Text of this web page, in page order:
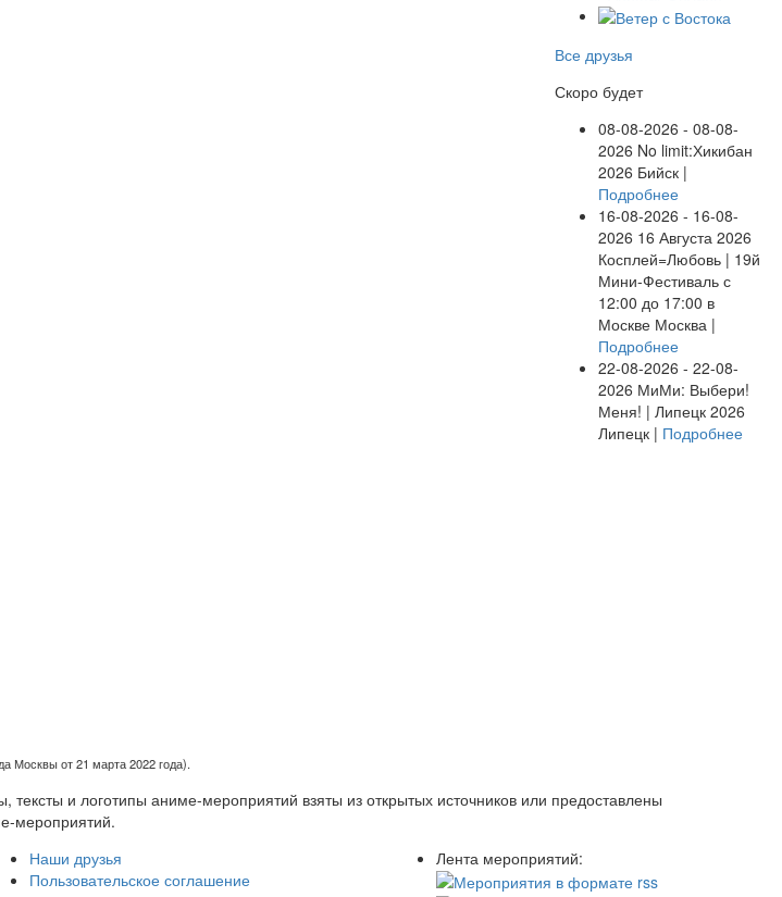
Все друзья
Скоро будет
08-08-2026 - 08-08-
2026 No limit:Хикибан
2026 Бийск |
Подробнее
16-08-2026 - 16-08-
2026 16 Августа 2026
Косплей=Любовь | 19й
Мини-Фестиваль с
12:00 до 17:00 в
Москве Москва |
Подробнее
22-08-2026 - 22-08-
2026 МиМи: Выбери!
Меня! | Липецк 2026
Липецк | Подробнее
Москвы от 21 марта 2022 года).
и логотипы аниме-мероприятий взяты из открытых источников или предоставлены
мероприятий.
Наши друзья
Пользовательское соглашение
Лента мероприятий: